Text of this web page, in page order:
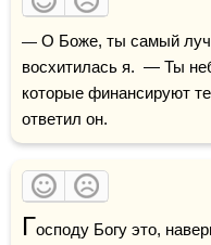
— О Боже, ты самый
восхитилась я.  — Ты
которые финансируют
ответил он.
Господу Богу это,